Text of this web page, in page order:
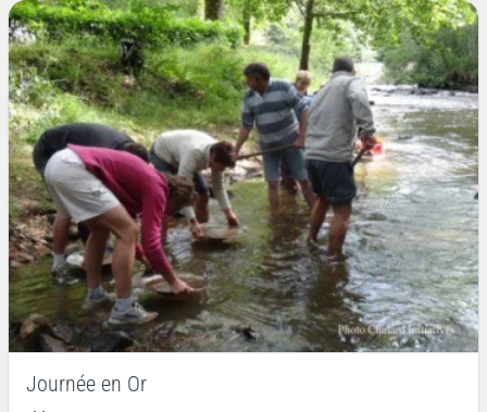
Journée en Or